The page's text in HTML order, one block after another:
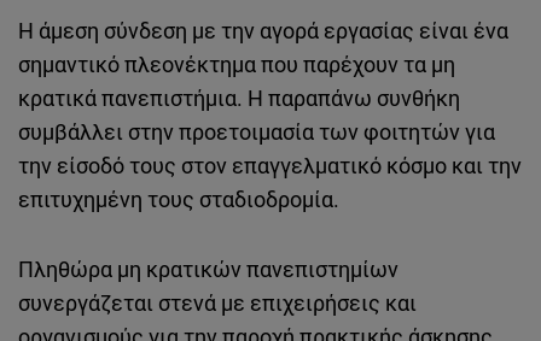
Η άμεση σύνδεση με την αγορά εργασίας είναι ένα
σημαντικό πλεονέκτημα που παρέχουν τα μη
κρατικά πανεπιστήμια. Η παραπάνω συνθήκη
συμβάλλει στην προετοιμασία των φοιτητών για
την είσοδό τους στον επαγγελματικό κόσμο και την
επιτυχημένη τους σταδιοδρομία.
Πληθώρα μη κρατικών πανεπιστημίων
συνεργάζεται στενά με επιχειρήσεις και